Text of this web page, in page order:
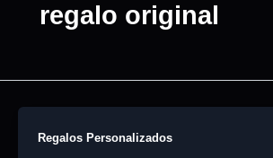
regalo original
Regalos Personalizados